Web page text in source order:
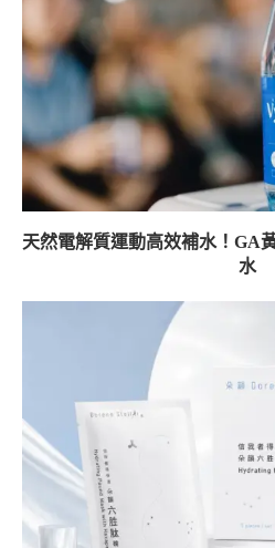
天然電解質運動高效補水！GA
水